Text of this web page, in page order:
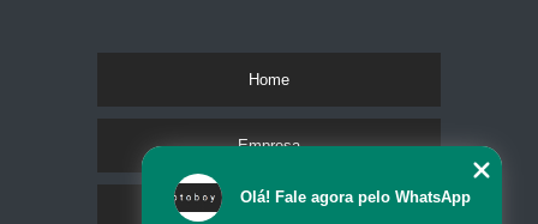
Home
Empresa
Olá! Fale agora pelo WhatsApp